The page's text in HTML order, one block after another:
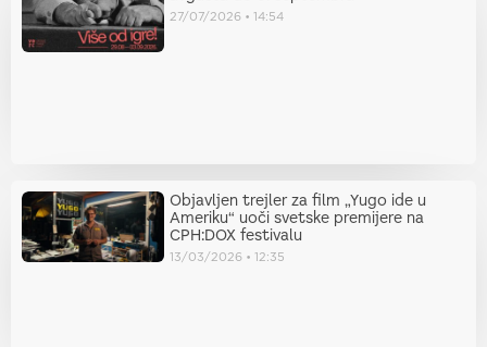
27/07/2026 14:54
Objavljen trejler za film „Yugo ide u
Ameriku“ uoči svetske premijere na
CPH:DOX festivalu
13/03/2026 12:35